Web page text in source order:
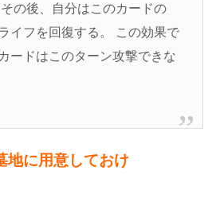
の後、自分はこのカードの
イフを回復する。 この効果で
ードはこのターン攻撃できな
地に用意しておけ